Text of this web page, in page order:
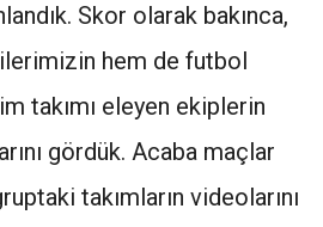
Skor olarak bakınca,
hem de futbol
takımı eleyen ekiplerin
gördük. Acaba maçlar
takımların videolarını